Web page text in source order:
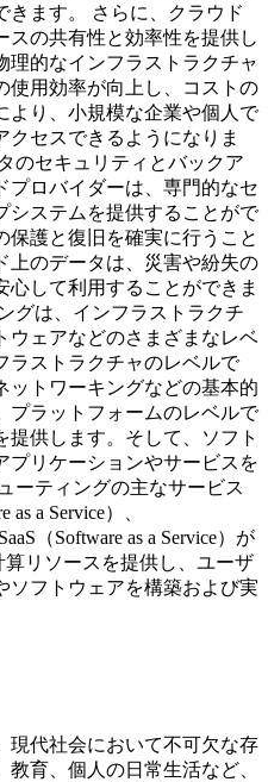
きます。 さらに、クラウド
スの共有性と効率性を提供し
理的なインフラストラクチャ
使用効率が向上し、コストの
より、小規模な企業や個人で
クセスできるようになりま
のセキュリティとバックア
プロバイダーは、専門的なセ
システムを提供することがで
保護と復旧を確実に行うこと
上のデータは、災害や紛失の
心して利用することができま
グは、インフラストラクチ
ウェアなどのさまざまなレベ
ラストラクチャのレベルで
ットワーキングなどの基本的
プラットフォームのレベルで
供します。そして、ソフト
プリケーションやサービスを
ーティングの主なサービス
a Service）、
（Software as a Service）が
算リソースを提供し、ユーザ
ソフトウェアを構築および実
現代社会において不可欠な存
育、個人の日常生活など、